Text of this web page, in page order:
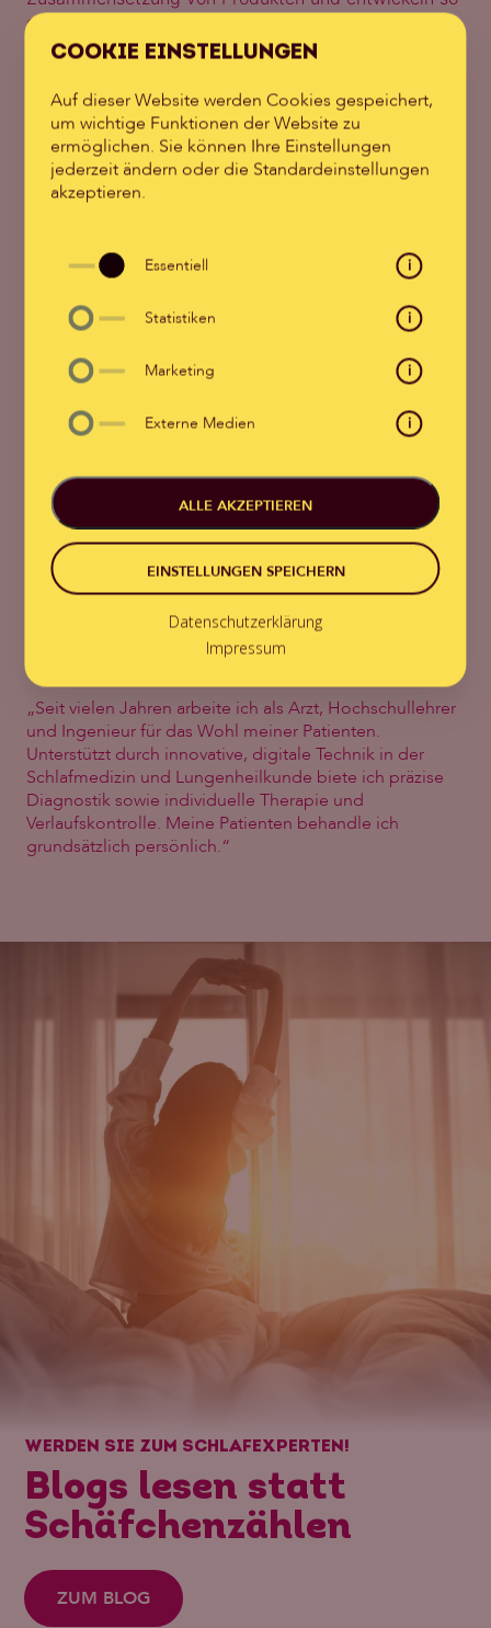
eine Schlaf-Angebotswelt, welche den höchsten
Standards entspricht.
natürlich. besser. schlafen.
Prof. Dr. med. Dipl.-Ing. Helmut Teschler
„Seit vielen Jahren arbeite ich als Arzt, Hochschullehrer
und Ingenieur für das Wohl meiner Patienten.
Unterstützt durch innovative, digitale Technik in der
Schlafmedizin und Lungenheilkunde biete ich präzise
Diagnostik sowie individuelle Therapie und
Verlaufskontrolle. Meine Patienten behandle ich
grundsätzlich persönlich.“
WERDEN SIE ZUM SCHLAFEXPERTEN!
Blogs lesen statt
Schäfchenzählen
ZUM BLOG
COOKIE EINSTELLUNGEN
Auf dieser Website werden Cookies gespeichert,
um wichtige Funktionen der Website zu
ermöglichen. Sie können Ihre Einstellungen
jederzeit ändern oder die Standardeinstellungen
akzeptieren.
Essentiell i
Statistiken i
Marketing i
Externe Medien i
ALLE AKZEPTIEREN
EINSTELLUNGEN SPEICHERN
Datenschutzerklärung
Impressum